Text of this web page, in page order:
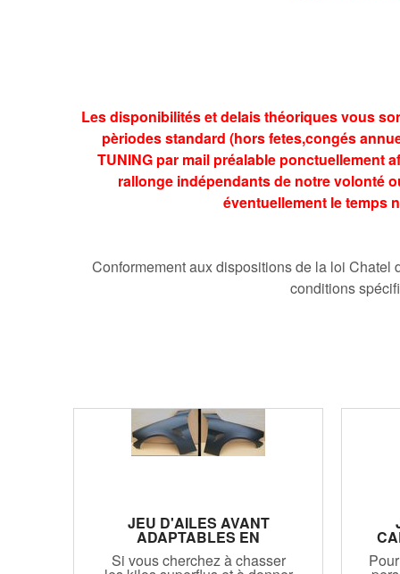
Les disponibilités et delais théoriques vous
pèriodes standard (hors fetes,congés
TUNING par mail préalable ponctuellement
rallonge indépendants de notre volonté
éventuellement le temps
Conformement aux dispositions de la loi Chatel
conditions
JEU D'AILES AVANT
ADAPTABLES EN
CARBONE ALFA ROMEO
GIULIA LOOK
Si vous cherchez à chasser